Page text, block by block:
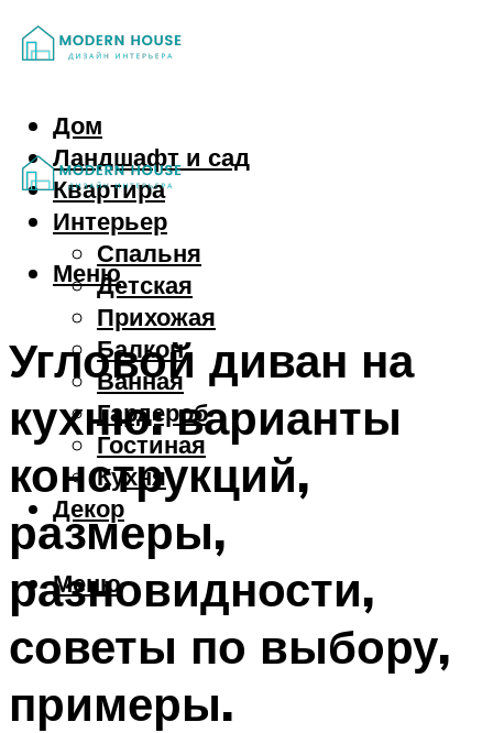
Дом
Ландшафт и сад
Квартира
Интерьер
Спальня
Детская
Прихожая
Балкон
Ванная
Гардероб
Гостиная
Кухня
Декор
Меню
Меню
Угловой диван на
кухню: варианты
конструкций,
размеры,
разновидности,
советы по выбору,
примеры.